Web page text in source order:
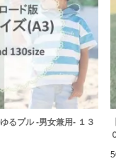
るプル -男女兼用- １３